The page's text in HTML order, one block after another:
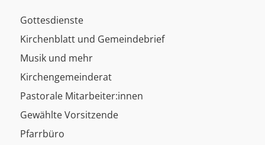
Gottesdienste
Kirchenblatt und Gemeindebrief
Musik und mehr
Kirchengemeinderat
Pastorale Mitarbeiter:innen
Gewählte Vorsitzende
Pfarrbüro